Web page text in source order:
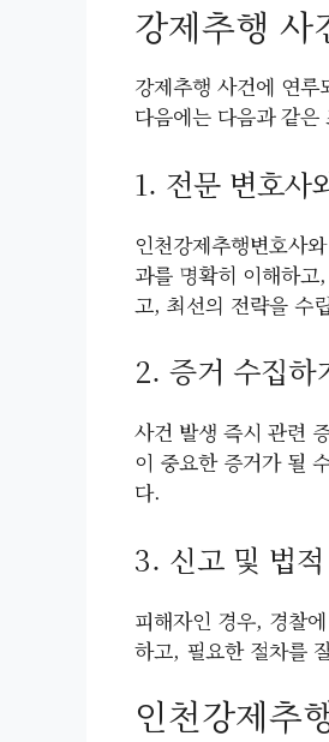
강제추행 사
강제추행 사건에 연
다음에는 다음과 같
1. 전문 변호사
인천강제추행변호사
과를 명확히 이해하
고, 최선의 전략을 수
2. 증거 수집하
사건 발생 즉시 관련
이 중요한 증거가 될
다.
3. 신고 및 법
피해자인 경우, 경찰
하고, 필요한 절차를
인천강제추